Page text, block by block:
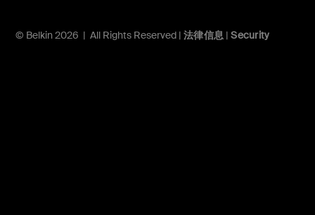
© Belkin 2026 | All Rights Reserved | 法律信息 |Security